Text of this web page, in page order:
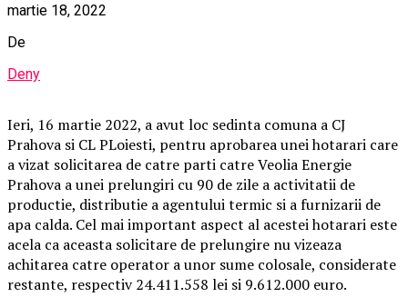
martie 18, 2022
De
Deny
Ieri, 16 martie 2022, a avut loc sedinta comuna a CJ
Prahova si CL PLoiesti, pentru aprobarea unei hotarari care
a vizat solicitarea de catre parti catre Veolia Energie
Prahova a unei prelungiri cu 90 de zile a activitatii de
productie, distributie a agentului termic si a furnizarii de
apa calda. Cel mai important aspect al acestei hotarari este
acela ca aceasta solicitare de prelungire nu vizeaza
achitarea catre operator a unor sume colosale, considerate
restante, respectiv 24.411.558 lei si 9.612.000 euro.